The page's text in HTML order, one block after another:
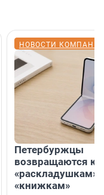
НОВОСТИ
Петербуржцы
возвращаются к
«раскладушкам»
«книжкам»